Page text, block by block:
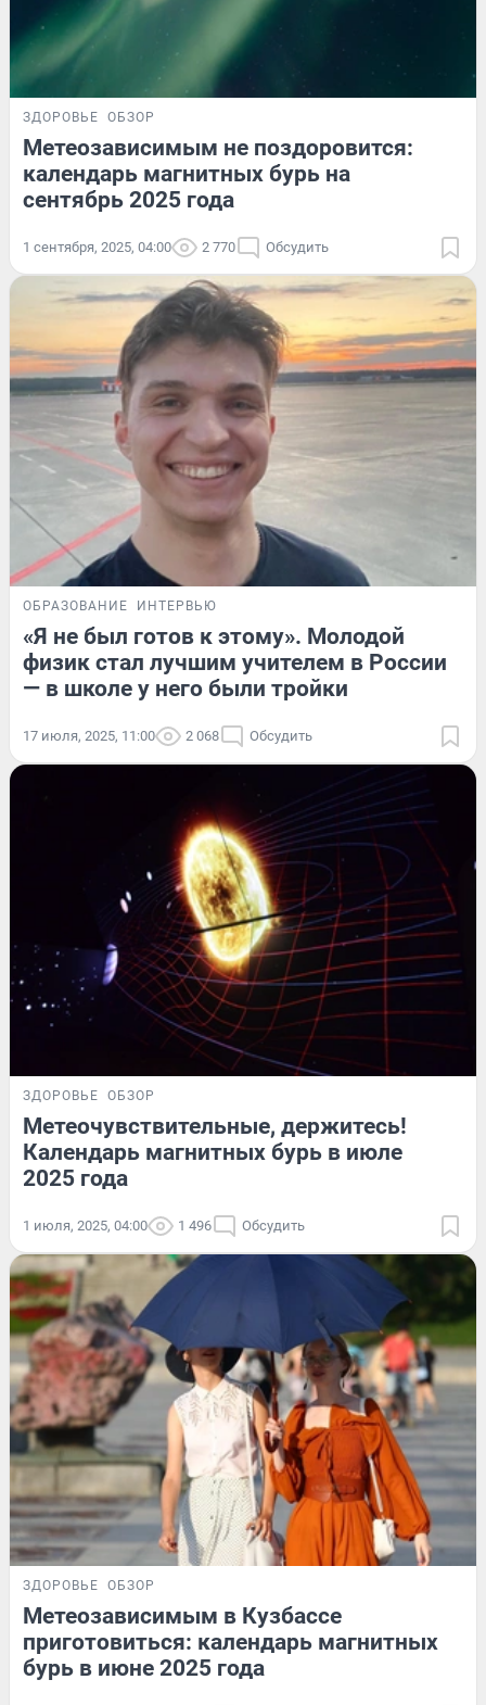
ЗДОРОВЬЕ ОБЗОР
Метеозависимым не поздоровится:
календарь магнитных бурь на
сентябрь 2025 года
1 сентября, 2025, 04:00 2 770 Обсудить
ОБРАЗОВАНИЕ ИНТЕРВЬЮ
«Я не был готов к этому». Молодой
физик стал лучшим учителем в России
— в школе у него были тройки
17 июля, 2025, 11:00 2 068 Обсудить
ЗДОРОВЬЕ ОБЗОР
Метеочувствительные, держитесь!
Календарь магнитных бурь в июле
2025 года
1 июля, 2025, 04:00 1 496 Обсудить
ЗДОРОВЬЕ ОБЗОР
Метеозависимым в Кузбассе
приготовиться: календарь магнитных
бурь в июне 2025 года